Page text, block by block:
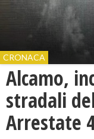
CRONACA
Alcamo,
stradali
Arrestate